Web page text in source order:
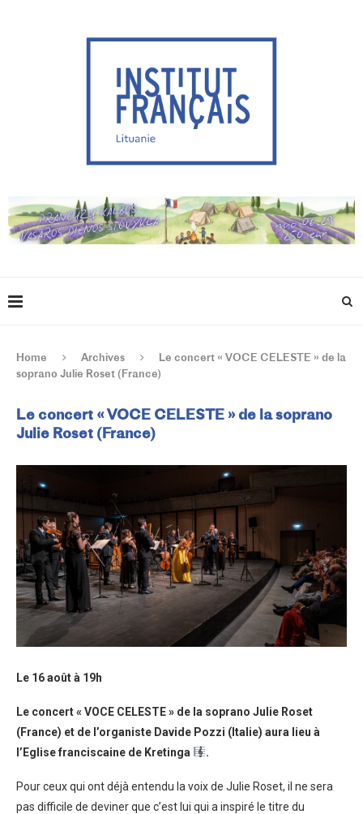
Home Archives
Le concert « VOCE CELESTE » de la
soprano Julie Roset (France)
Le concert « VOCE CELESTE » de la soprano
Julie Roset (France)
Le 16 août à 19h
Le concert « VOCE CELESTE » de la soprano Julie Roset
(France) et de l’organiste Davide Pozzi (Italie) aura lieu à
l’Eglise franciscaine de Kretinga
.
Pour ceux qui ont déjà entendu la voix de Julie Roset, il ne sera
pas difficile de deviner que c’est lui qui a inspiré le titre du